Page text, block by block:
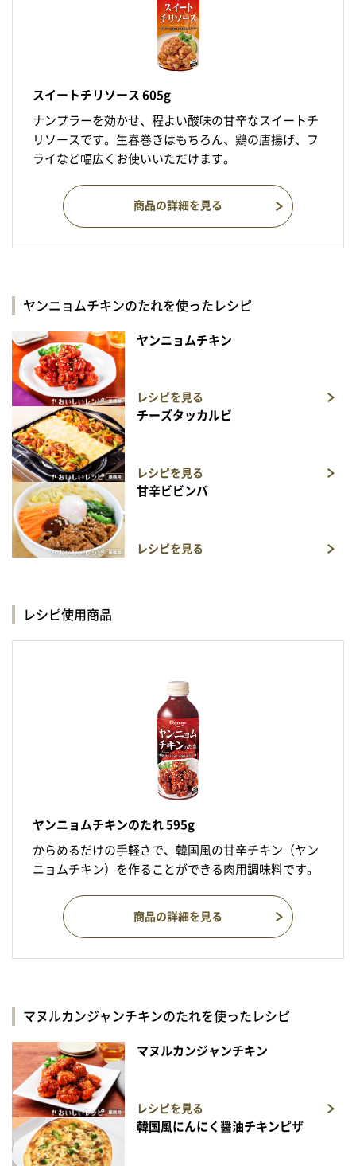
スイートチリソース 605g
ナンプラーを効かせ、程よい酸味の甘辛なスイートチ
リソースです。生春巻きはもちろん、鶏の唐揚げ、フ
ライなど幅広くお使いいただけます。
商品の詳細を見る
ヤンニョムチキンのたれを使ったレシピ
ヤンニョムチキン
レシピを見る
チーズタッカルビ
レシピを見る
甘辛ビビンバ
レシピを見る
レシピ使用商品
ヤンニョムチキンのたれ 595g
からめるだけの手軽さで、韓国風の甘辛チキン（ヤン
ニョムチキン）を作ることができる肉用調味料です。
商品の詳細を見る
マヌルカンジャンチキンのたれを使ったレシピ
マヌルカンジャンチキン
レシピを見る
韓国風にんにく醤油チキンピザ